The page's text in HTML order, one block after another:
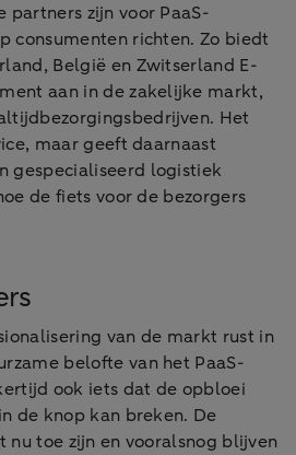
partners zijn voor PaaS-
consumenten richten. Zo biedt
België en Zwitserland E-
aan in de zakelijke markt,
Het
maar geeft daarnaast
gespecialiseerd logistiek
de fiets voor de bezorgers
van de markt rust in
belofte van het PaaS-
ook iets dat de opbloei
de knop kan breken. De
toe zijn en vooralsnog blijven